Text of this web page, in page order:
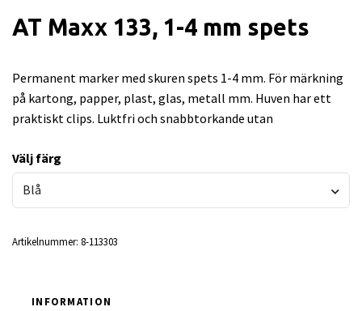
AT Maxx 133, 1-4 mm spets
Permanent marker med skuren spets 1-4 mm. För märkning
på kartong, papper, plast, glas, metall mm. Huven har ett
praktiskt clips. Luktfri och snabbtorkande utan
Välj färg
Blå
Artikelnummer: 8-113303
INFORMATION